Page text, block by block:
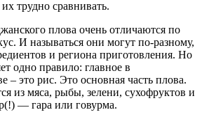
трудно сравнивать.
плова очень отличаются по
И называться они могут по-разному,
и региона приготовления. Но
одно правило: главное в
– это рис. Это основная часть плова.
из мяса, рыбы, зелени, сухофруктов и
— гара или говурма.